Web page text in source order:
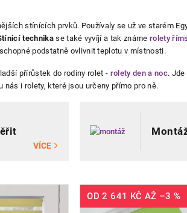
OD2 641 KČ AŽ –3 %
VÍCE
stínících prvků. Používaly se už ve starém
technikase také vyvíjí a tak známerolety
podstatně ovlivnit teplotu v místnosti.
přírůstek do rodiny rolet - rolety den a noc.
nás i rolety, které jsou určeny přímo pro ně.